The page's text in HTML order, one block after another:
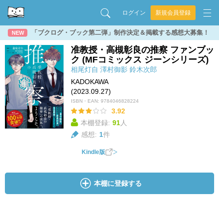
ログイン 新規会員登録
NEW 「ブクログ・ブック第二弾」制作決定＆掲載する感想大募集！
准教授・高槻彰良の推察 ファンブッ
ク (MFコミックス ジーンシリーズ)
相尾灯自 澤村御影 鈴木次郎
KADOKAWA
(2023.09.27)
ISBN・EAN: 9784046828224
3.92
本棚登録: 91人
感想: 1件
Kindle版
本棚に登録する